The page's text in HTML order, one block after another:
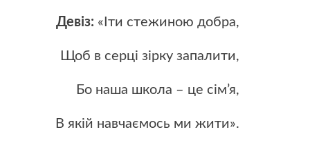
Девіз: «Іти стежиною добра,
запалити,
– це сім’я,
В якій навчаємось ми жити».